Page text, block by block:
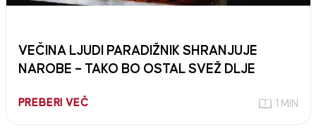
VEČINA LJUDI PARADIŽNIK SHRANJUJE
NAROBE – TAKO BO OSTAL SVEŽ DLJE
PREBERI VEČ 1 MIN